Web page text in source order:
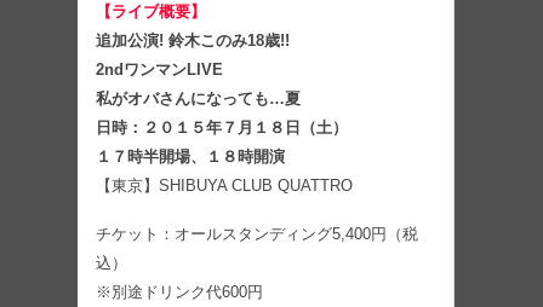
【ライブ概要】
追加公演! 鈴⽊このみ18歳!!
2ndワンマンLIVE
私がオバさんになっても…夏
⽇時：２０１５年７⽉１８⽇（⼟）
１７時半開場、１８時開演
【東京】SHIBUYA CLUB QUATTRO
チケット：オールスタンディング5,400円（税
込）
※別途ドリンク代600円